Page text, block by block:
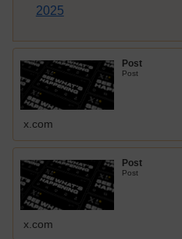
2025
Post
Post
x.com
Post
Post
x.com